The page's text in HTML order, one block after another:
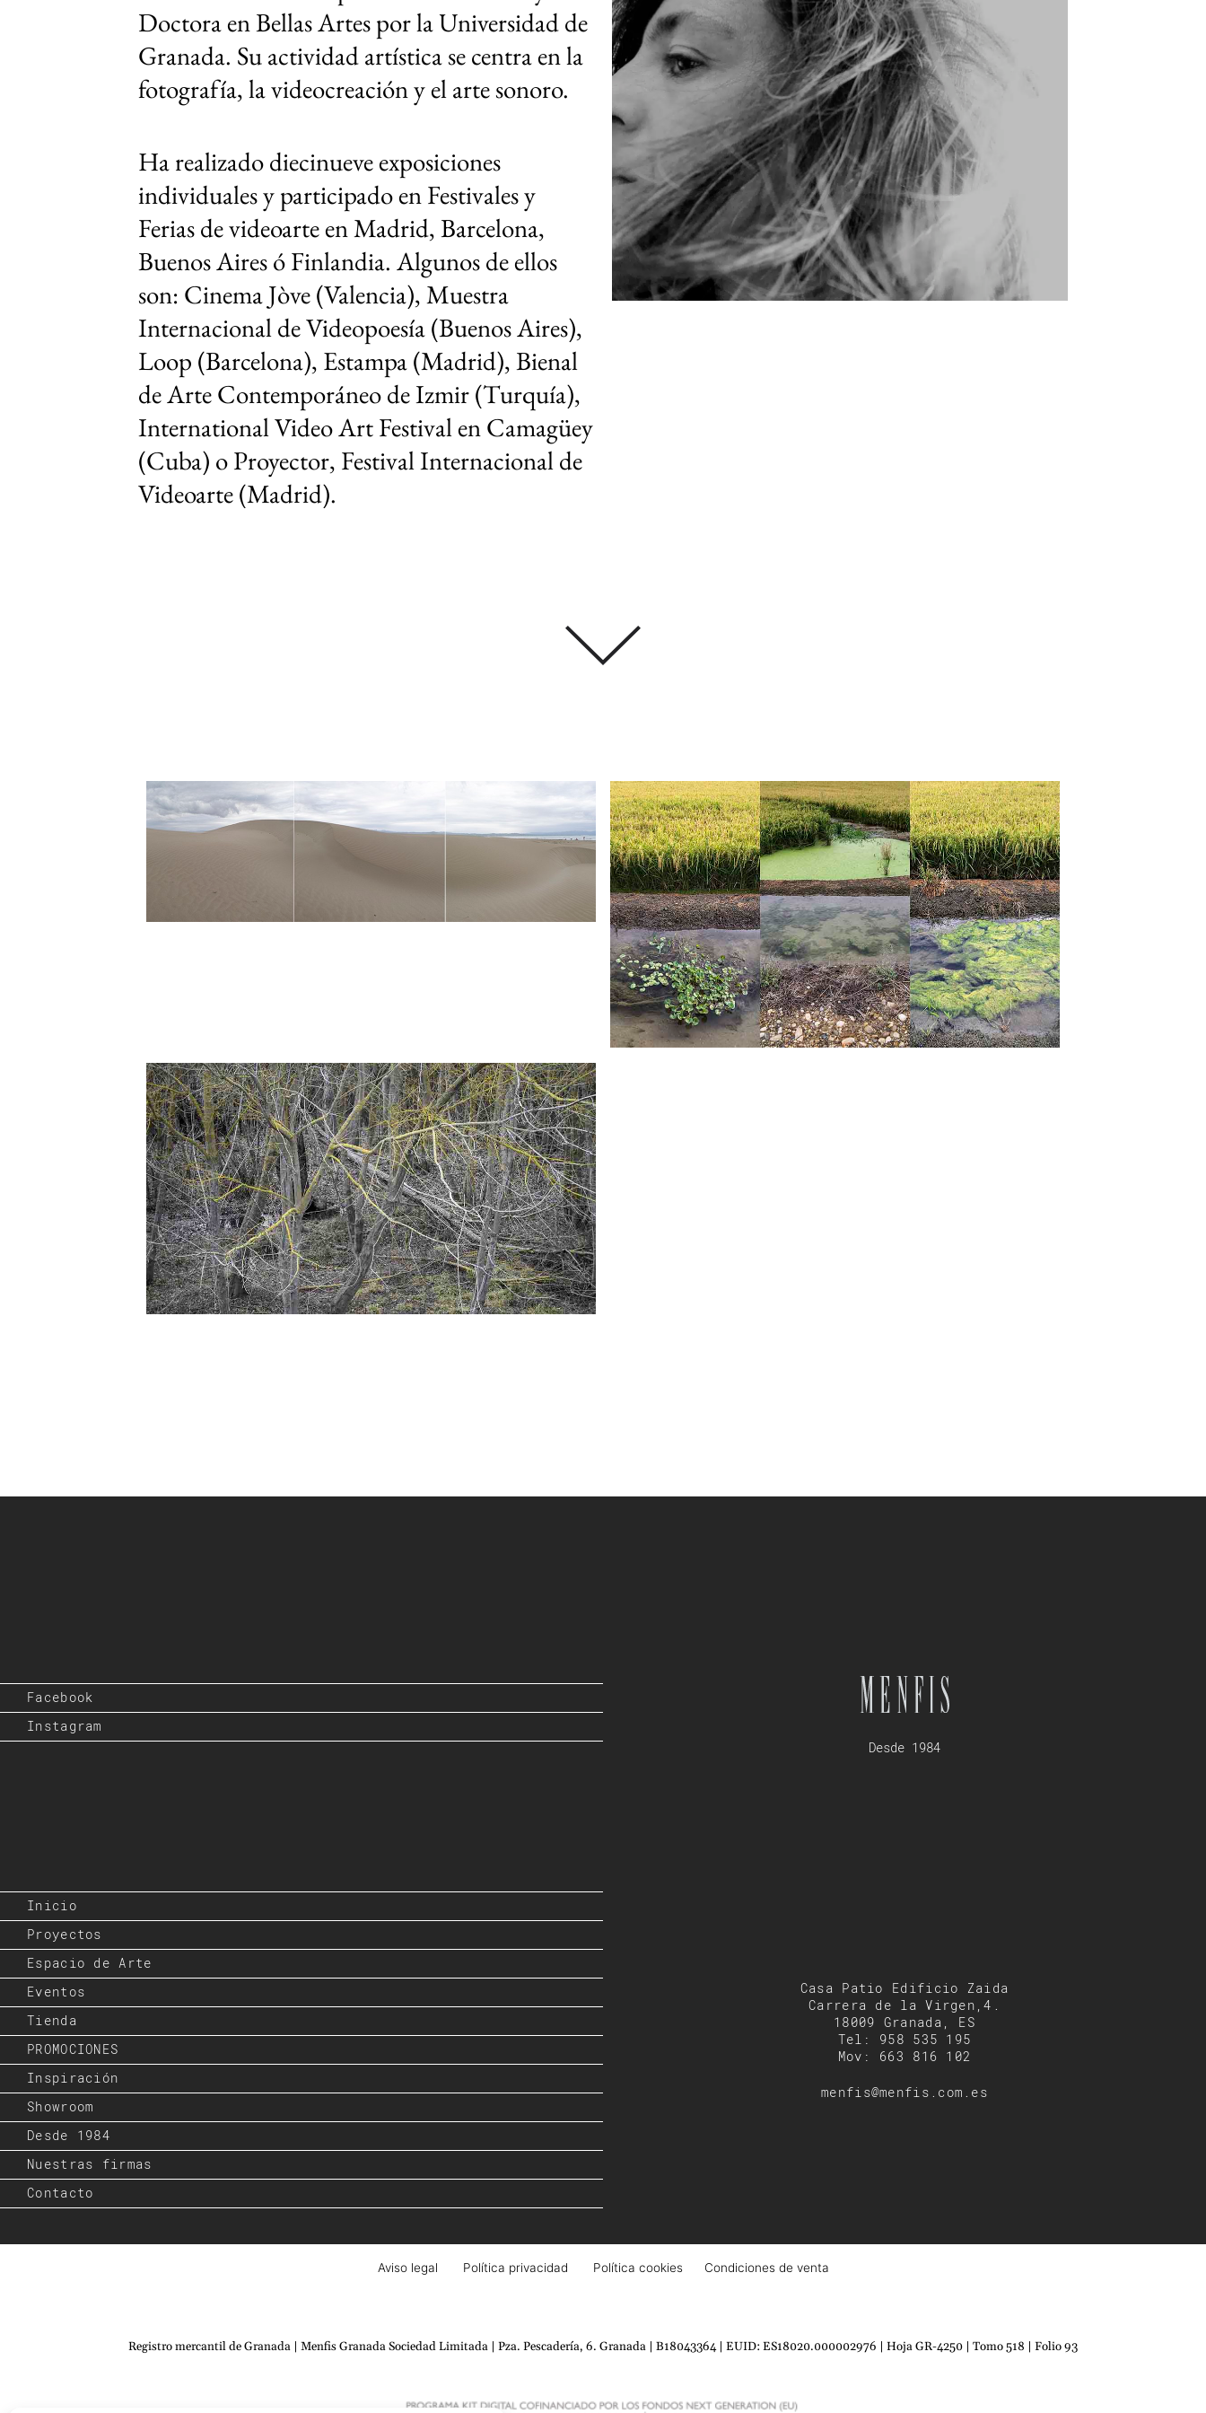
Doctora en Bellas Artes por la Universidad de
Granada. Su actividad artística se centra en la
fotografía, la videocreación y el arte sonoro.
Ha realizado diecinueve exposiciones
individuales y participado en Festivales y
Ferias de videoarte en Madrid, Barcelona,
Buenos Aires ó Finlandia. Algunos de ellos
son: Cinema Jòve (Valencia), Muestra
Internacional de Videopoesía (Buenos Aires),
Loop (Barcelona), Estampa (Madrid), Bienal
de Arte Contemporáneo de Izmir (Turquía),
International Video Art Festival en Camagüey
(Cuba) o Proyector, Festival Internacional de
Videoarte (Madrid).
Facebook
Instagram
Desde 1984
Inicio
Proyectos
Espacio de Arte
Eventos
Tienda
PROMOCIONES
Inspiración
Showroom
Desde 1984
Nuestras firmas
Contacto
Casa Patio Edificio Zaida
Carrera de la Virgen,4.
18009 Granada, ES
Tel: 958 535 195
Mov: 663 816 102
menfis@menfis.com.es
Aviso legal Política privacidad Política cookies Condiciones de venta
Registro mercantil de Granada | Menfis Granada Sociedad Limitada | Pza. Pescadería, 6. Granada | B18043364 | EUID: ES18020.000002976 | Hoja GR-4250 | Tomo 518 | Folio 93